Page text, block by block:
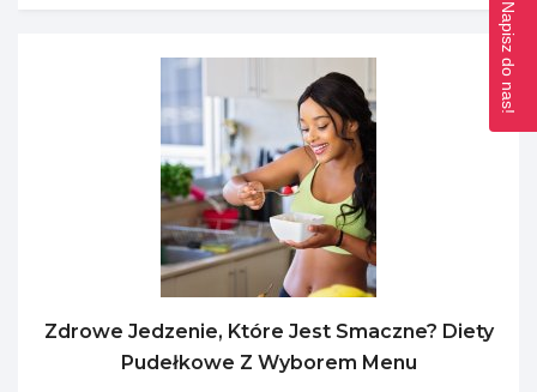
Zdrowe Jedzenie, Które Jest Smaczne? Diety
Pudełkowe Z Wyborem Menu
Napisz do nas!